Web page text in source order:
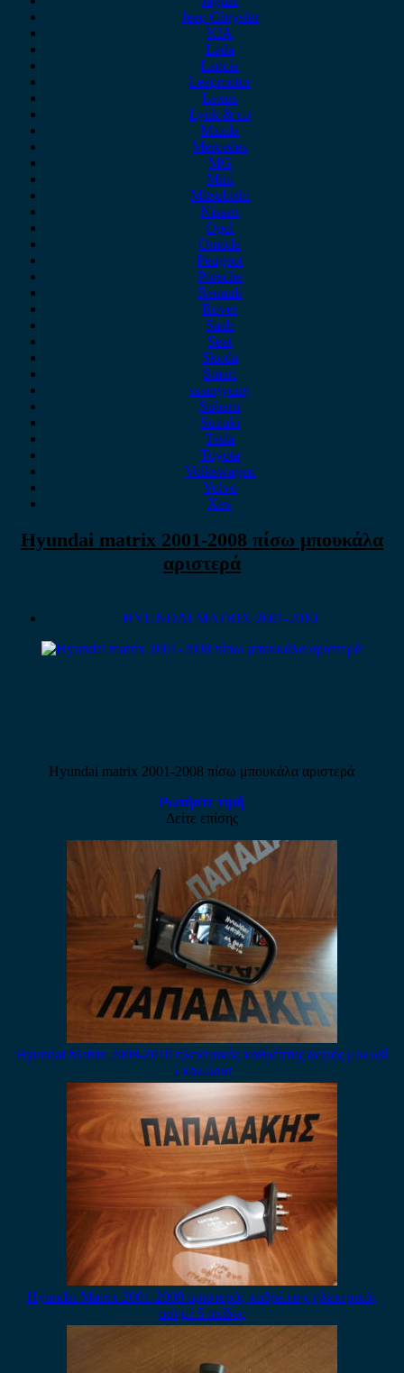
Jeep Chrysler
KIA
Lada
Lancia
Leapmotor
Lexus
Lynk & co
Mazda
Mercedes
MG
Mini
Mitsubishi
Nissan
Opel
Omoda
Peugeot
Porsche
Renault
Rover
Saab
Seat
Skoda
Smart
ssangyong
Subaru
Suzuki
Tesla
Toyota
Volkswagen
Volvo
Xev
Hyundai matrix 2001-2008 πίσω μπουκάλα
αριστερά
HYUNDAI MATRIX 2001-2010
Hyundai matrix 2001-2008 πίσω μπουκάλα αριστερά
Ρωτήστε τιμή
Δείτε επίσης
Hyundai Matrix 2008-2010 ηλεκτρικός καθρέπτης δεξιός μολυβί
5 καλώδια
Hyundai Matrix 2001-2008 αριστερός καθρέπτης ηλεκτρικός
ασημί 5 ακίδες